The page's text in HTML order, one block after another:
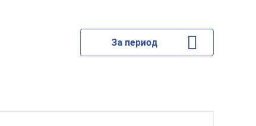
За период